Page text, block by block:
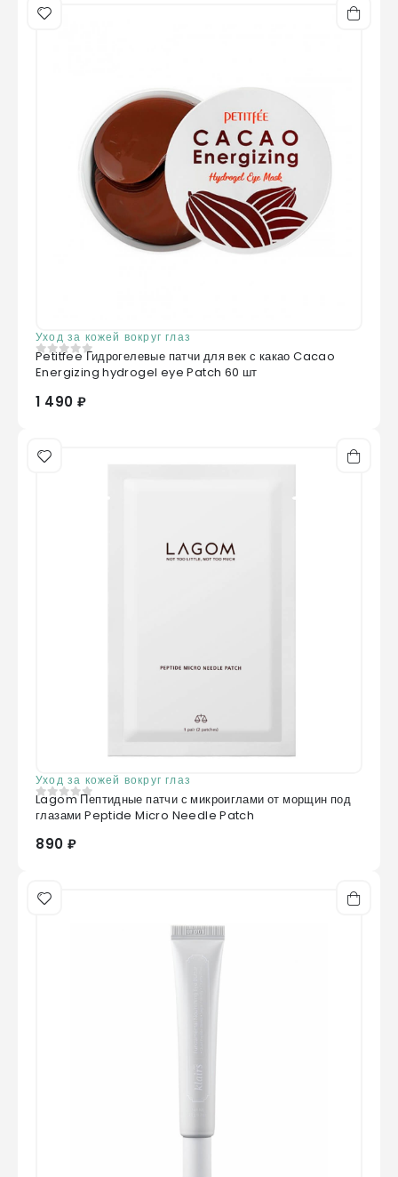
Уход за кожей вокруг глаз
0 из 5
Petitfee Гидрогелевые патчи для век с какао Cacao
Energizing hydrogel eye Patch 60 шт
1 490 ₽
Уход за кожей вокруг глаз
0из 5
Lagom Пептидные патчи с микроиглами от морщин под
глазами Peptide Micro Needle Patch
890 ₽